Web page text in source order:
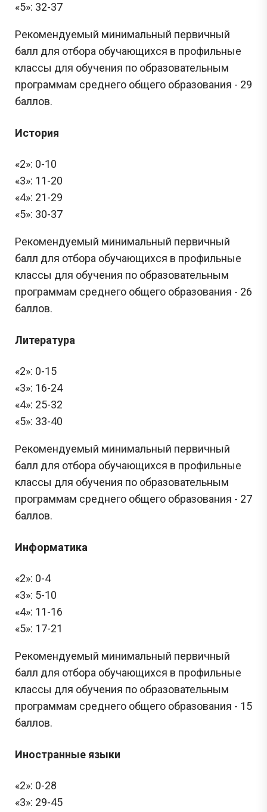
«5»: 32-37
Рекомендуемый минимальный первичный
балл для отбора обучающихся в профильные
классы для обучения по образовательным
программам среднего общего образования - 29
баллов.
История
«2»: 0-10
«3»: 11-20
«4»: 21-29
«5»: 30-37
Рекомендуемый минимальный первичный
балл для отбора обучающихся в профильные
классы для обучения по образовательным
программам среднего общего образования - 26
баллов.
Литература
«2»: 0-15
«3»: 16-24
«4»: 25-32
«5»: 33-40
Рекомендуемый минимальный первичный
балл для отбора обучающихся в профильные
классы для обучения по образовательным
программам среднего общего образования - 27
баллов.
Информатика
«2»: 0-4
«3»: 5-10
«4»: 11-16
«5»: 17-21
Рекомендуемый минимальный первичный
балл для отбора обучающихся в профильные
классы для обучения по образовательным
программам среднего общего образования - 15
баллов.
Иностранные языки
«2»: 0-28
«3»: 29-45